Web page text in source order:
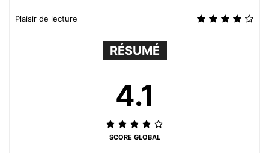
Plaisir de lecture
RÉSUMÉ
4.1
SCORE GLOBAL